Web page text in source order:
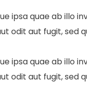
ipsa quae ab illo
odit aut fugit, sed
ipsa quae ab illo
odit aut fugit, sed